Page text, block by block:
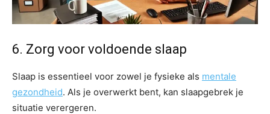
6. Zorg voor voldoende slaap
Slaap is essentieel voor zowel je fysieke als mentale
gezondheid. Als je overwerkt bent, kan slaapgebrek je
situatie verergeren.